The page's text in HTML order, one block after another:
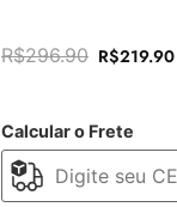
R$296.90 R$219.90
Calcular o Frete